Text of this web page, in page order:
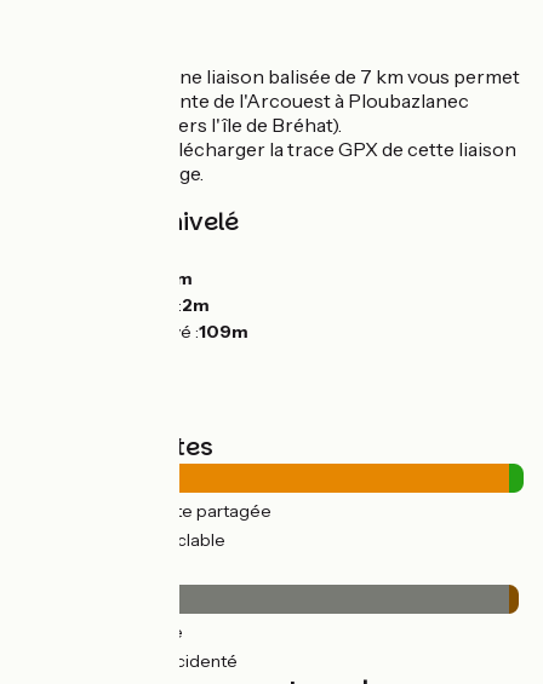
Depuis Paimpol, une liaison balisée de 7 km vous permet
de rejoindre la pointe de l'Arcouest à Ploubazlanec
(point de départ vers l'île de Bréhat).
💡 Vous pouvez télécharger la trace GPX de cette liaison
en bas de cette page.
Pentes et dénivelé
284m
Point le plus bas :2m
Point le plus élevé :109m
Types de routes
(97%) Route partagée
(3%) Voie cyclable
(97%) Lisse
(2%) Accidenté